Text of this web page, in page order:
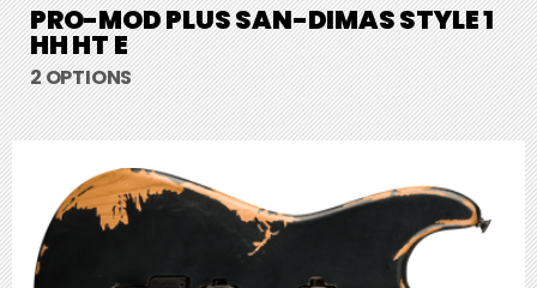
PRO-MOD PLUS SAN-DIMAS STYLE 1
HH HT E
2 OPTIONS